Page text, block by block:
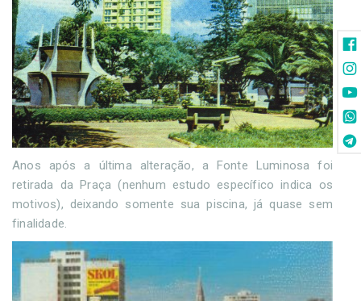
Anos após a última alteração, a Fonte Luminosa foi
retirada da Praça (nenhum estudo específico indica os
motivos), deixando somente sua piscina, já quase sem
finalidade.